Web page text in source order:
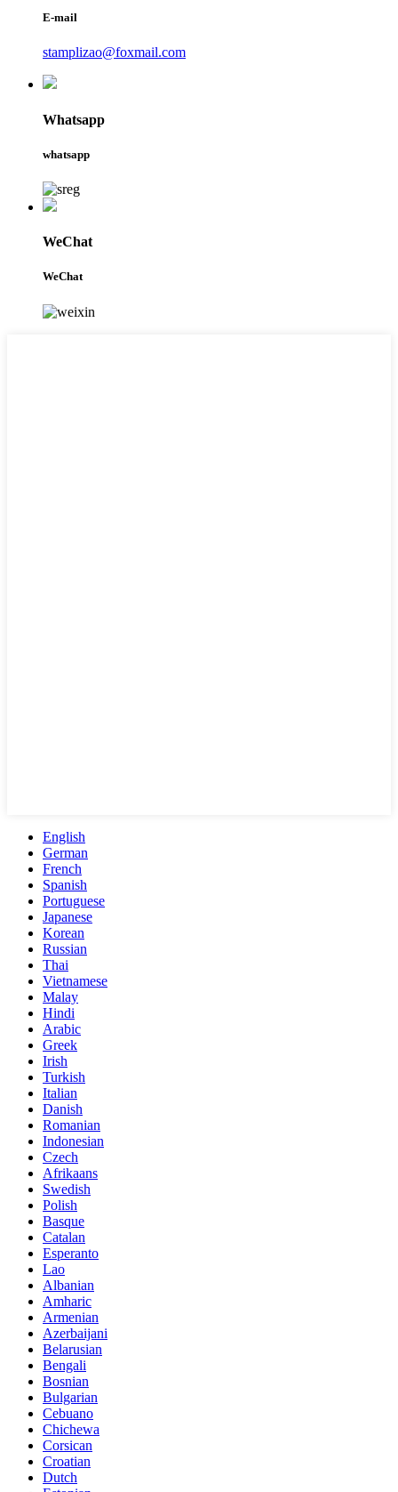
E-mail
stamplizao@foxmail.com
Whatsapp
whatsapp
WeChat
WeChat
English
German
French
Spanish
Portuguese
Japanese
Korean
Russian
Thai
Vietnamese
Malay
Hindi
Arabic
Greek
Irish
Turkish
Italian
Danish
Romanian
Indonesian
Czech
Afrikaans
Swedish
Polish
Basque
Catalan
Esperanto
Lao
Albanian
Amharic
Armenian
Azerbaijani
Belarusian
Bengali
Bosnian
Bulgarian
Cebuano
Chichewa
Corsican
Croatian
Dutch